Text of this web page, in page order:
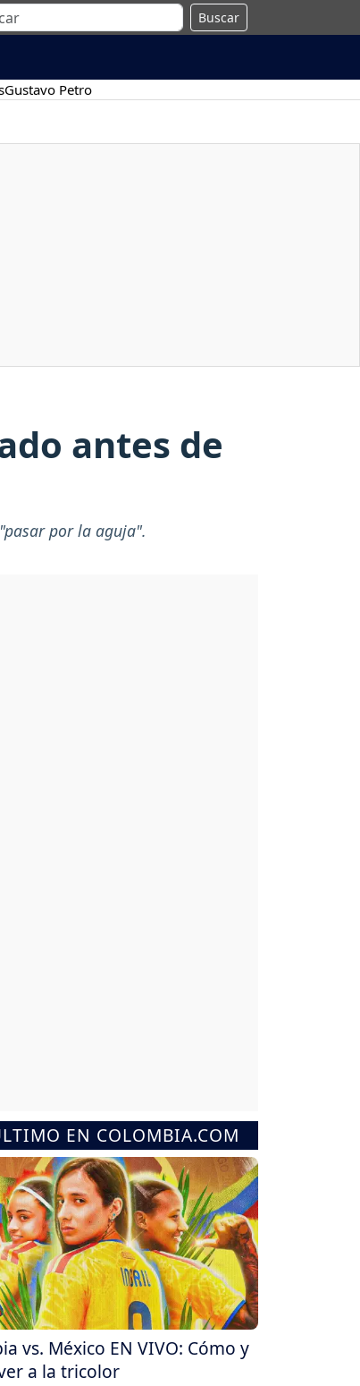
Buscar
Gustavo Petro
antes de
"pasar por la aguja".
EN COLOMBIA.COM
vs. México EN VIVO: Cómo y
a la tricolor